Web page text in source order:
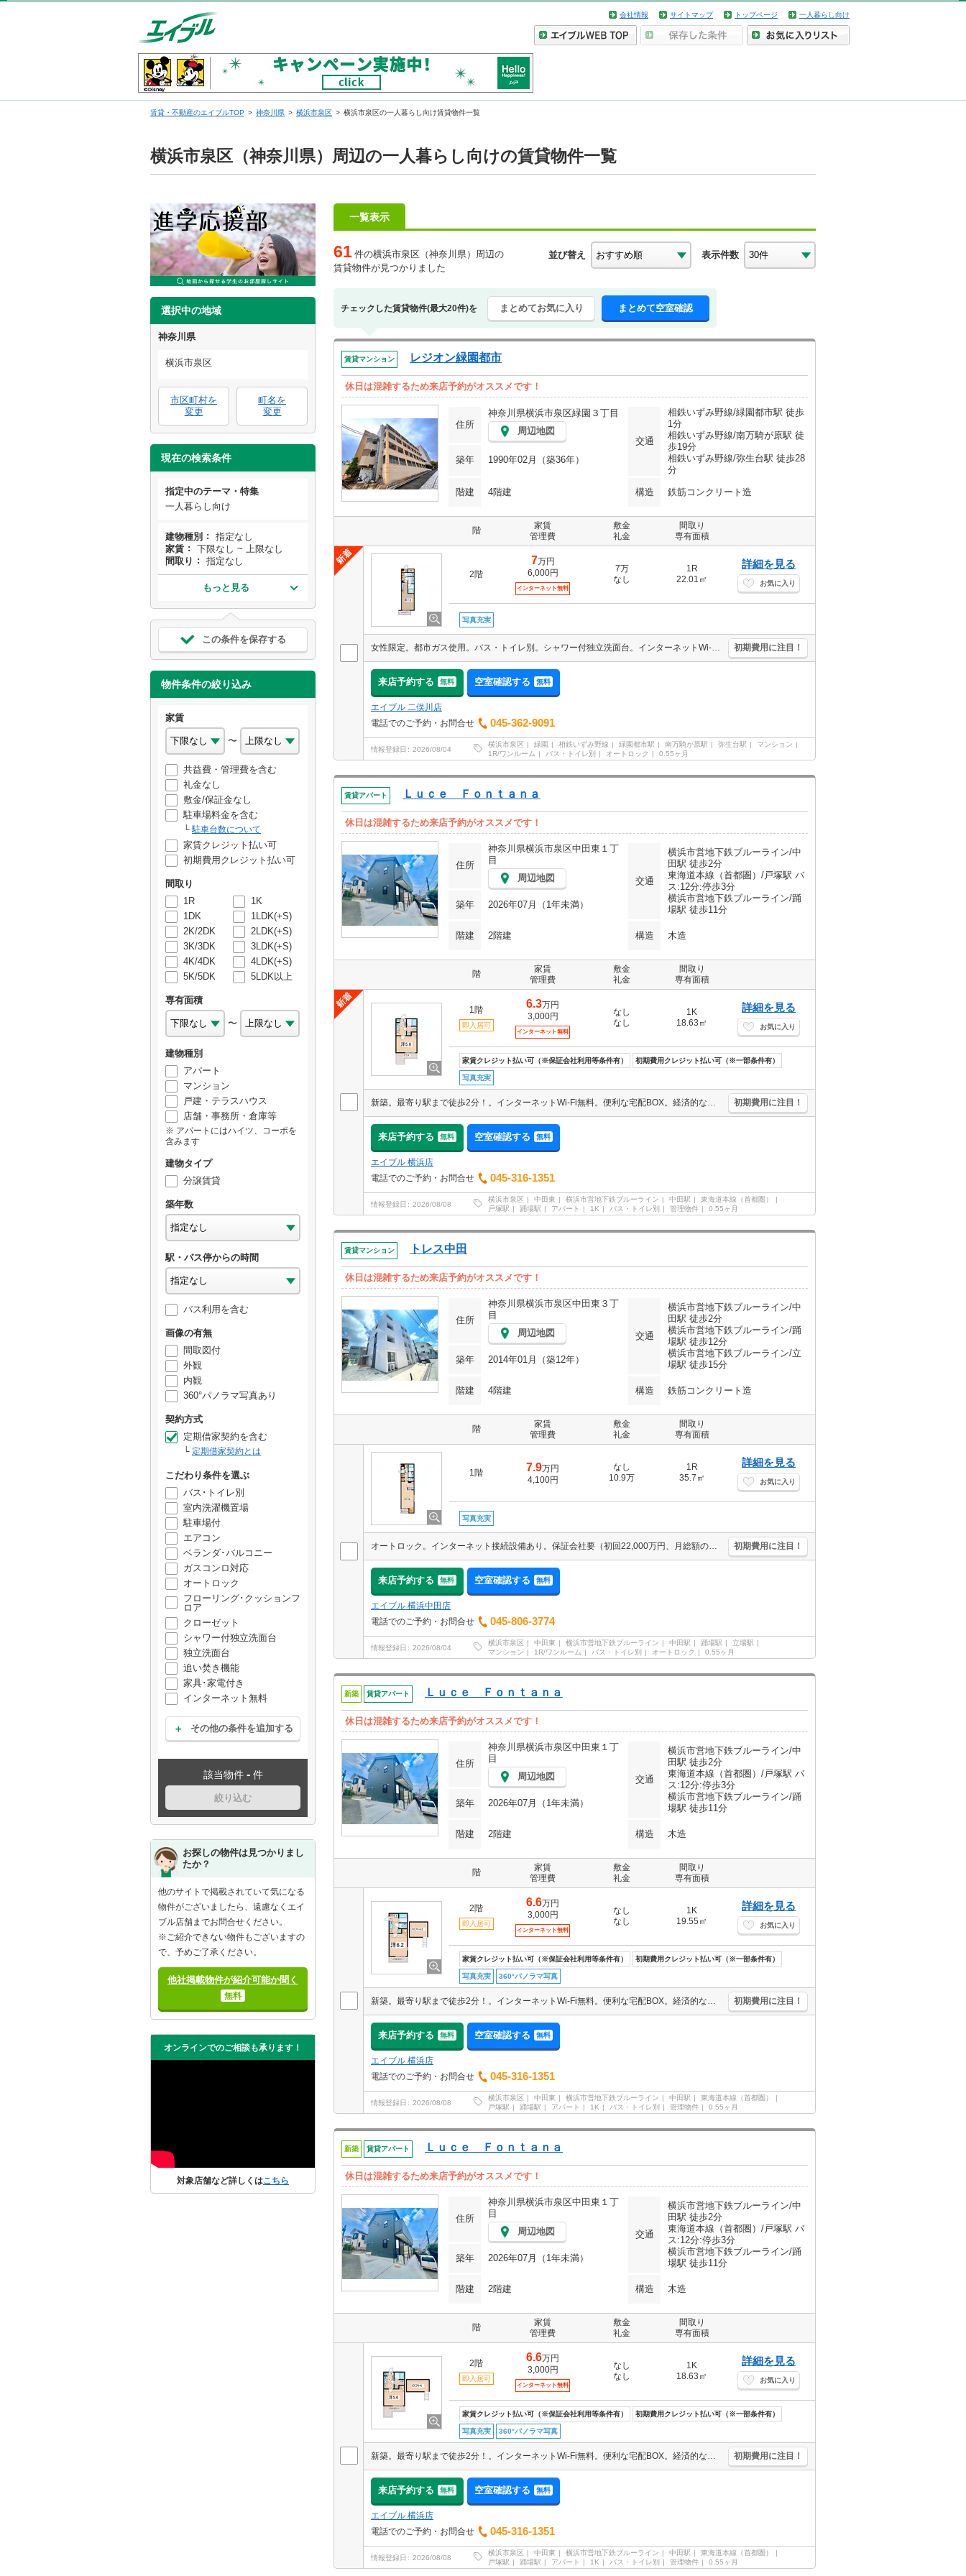
会社情報 サイトマップ トップページ 一人暮らし向け
賃貸・不動産のエイブルTOP 神奈川県 横浜市泉区 横浜市泉区の一人暮らし向け賃貸物件一覧
横浜市泉区（神奈川県）周辺の一人暮らし向けの賃貸物件一覧
選択中の地域
神奈川県
横浜市泉区
市区町村を
変更
町名を
変更
現在の検索条件
指定中のテーマ・特集
一人暮らし向け
建物種別
指定なし
家賃
下限なし ~ 上限なし
間取り
指定なし
もっと見る
この条件を保存する
物件条件の絞り込み
家賃
〜
共益費・管理費を含む
礼金なし
敷金/保証金なし
駐車場料金を含む
駐車台数について
家賃クレジット払い可
初期費用クレジット払い可
間取り
1R
1K
1DK
1LDK(+S)
2K/2DK
2LDK(+S)
3K/3DK
3LDK(+S)
4K/4DK
4LDK(+S)
5K/5DK
5LDK以上
専有面積
〜
建物種別
アパート
マンション
戸建・テラスハウス
店舗・事務所・倉庫等
アパートにはハイツ、コーポを
含みます
建物タイプ
分譲賃貸
築年数
駅・バス停からの時間
バス利用を含む
画像の有無
間取図付
外観
内観
360°パノラマ写真あり
契約方式
定期借家契約を含む
定期借家契約とは
こだわり条件を選ぶ
バス･トイレ別
室内洗濯機置場
駐車場付
エアコン
ベランダ･バルコニー
ガスコンロ対応
オートロック
フローリング･クッションフ
ロア
クローゼット
シャワー付独立洗面台
独立洗面台
追い焚き機能
家具･家電付き
インターネット無料
その他の条件を追加する
該当物件 - 件
絞り込む
お探しの物件は見つかりまし
たか？
他のサイトで掲載されていて気になる
物件がございましたら、遠慮なくエイ
ブル店舗までお問合せください。
※ご紹介できない物件もございますの
で、予めご了承ください。
他社掲載物件が紹介可能か聞く
無料
オンラインでのご相談も承ります！
対象店舗など詳しくはこちら
一覧表示
61 件の横浜市泉区（神奈川県）周辺の
賃貸物件が見つかりました
並び替え 表示件数
チェックした賃貸物件(最大20件)を まとめてお気に入り まとめて空室確認
賃貸マンション レジオン緑園都市
休日は混雑するため来店予約がオススメです！
住所
神奈川県横浜市泉区緑園３丁目
周辺地図
交通
相鉄いずみ野線/緑園都市駅 徒歩
1分
相鉄いずみ野線/南万騎が原駅 徒
歩19分
相鉄いずみ野線/弥生台駅 徒歩28
分
築年 1990年02月（築36年）
階建 4階建 構造 鉄筋コンクリート造
階
家賃
管理費
敷金
礼金
間取り
専有面積
2階
7万円
6,000円
インターネット無料
7万
なし
1R
22.01㎡
詳細を見る
お気に入り
写真充実
女性限定。都市ガス使用。バス・トイレ別。シャワー付独立洗面台。インターネットWi-Fi無料。退去時、ルームクリーニング代44,000万円。退去時、エアコン洗浄代13,200円。 初期費用に注目！
来店予約する 無料 空室確認する 無料
エイブル 二俣川店
電話でのご予約・お問合せ
045-362-9091
情報登録日 2026/08/04
横浜市泉区 緑園 相鉄いずみ野線 緑園都市駅 南万騎が原駅 弥生台駅
マンション
1R/ワンルーム
バス・トイレ別 オートロック 0.55ヶ月
賃貸アパート Ｌｕｃｅ Ｆｏｎｔａｎａ
休日は混雑するため来店予約がオススメです！
住所
神奈川県横浜市泉区中田東１丁
目
周辺地図
交通
横浜市営地下鉄ブルーライン/中
田駅 徒歩2分
東海道本線（首都圏）/戸塚駅 バ
ス:12分:停歩3分
横浜市営地下鉄ブルーライン/踊
場駅 徒歩11分
築年 2026年07月（1年未満）
階建 2階建 構造 木造
階
家賃
管理費
敷金
礼金
間取り
専有面積
1階
即入居可
6.3万円
3,000円
インターネット無料
なし
なし
1K
18.63㎡
詳細を見る
お気に入り
家賃クレジット払い可（※保証会社利用等条件有） 初期費用クレジット払い可（※一部条件有）
写真充実
新築。最寄り駅まで徒歩2分！。インターネットWi-Fi無料。便利な宅配BOX。経済的な都市ガス使用。デジタルロックキー対応。1年未満の解約時、違約金家賃+管理費の1ヶ月分発生。引越指定業者あり。 初期費用に注目！
来店予約する 無料 空室確認する 無料
エイブル 横浜店
電話でのご予約・お問合せ
045-316-1351
情報登録日 2026/08/08
横浜市泉区 中田東 横浜市営地下鉄ブルーライン 中田駅
東海道本線（首都圏）
戸塚駅
踊場駅 アパート 1K バス・トイレ別 管理物件 0.55ヶ月
賃貸マンション トレス中田
休日は混雑するため来店予約がオススメです！
住所
神奈川県横浜市泉区中田東３丁
目
周辺地図
交通
横浜市営地下鉄ブルーライン/中
田駅 徒歩2分
横浜市営地下鉄ブルーライン/踊
場駅 徒歩12分
横浜市営地下鉄ブルーライン/立
場駅 徒歩15分
築年 2014年01月（築12年）
階建 4階建 構造 鉄筋コンクリート造
階
家賃
管理費
敷金
礼金
間取り
専有面積
1階 7.9万円
4,100円
なし
10.9万
1R
35.7㎡
詳細を見る
お気に入り
写真充実
オートロック。インターネット接続設備あり。保証会社要（初回22,000万円、月総額の2.2％＋1,893円/月）。駐輪場有。サンルームあり。1階角部屋。最新の空室状況はお気軽にお問い合わせ下さい。 初期費用に注目！
来店予約する 無料 空室確認する 無料
エイブル 横浜中田店
電話でのご予約・お問合せ
045-806-3774
情報登録日 2026/08/04
横浜市泉区 中田東 横浜市営地下鉄ブルーライン 中田駅 踊場駅
立場駅
マンション
1R/ワンルーム バス・トイレ別 オートロック 0.55ヶ月
新築 賃貸アパート Ｌｕｃｅ Ｆｏｎｔａｎａ
休日は混雑するため来店予約がオススメです！
住所
神奈川県横浜市泉区中田東１丁
目
周辺地図
交通
横浜市営地下鉄ブルーライン/中
田駅 徒歩2分
東海道本線（首都圏）/戸塚駅 バ
ス:12分:停歩3分
横浜市営地下鉄ブルーライン/踊
場駅 徒歩11分
築年 2026年07月（1年未満）
階建 2階建 構造 木造
階
家賃
管理費
敷金
礼金
間取り
専有面積
2階
即入居可
6.6万円
3,000円
インターネット無料
なし
なし
1K
19.55㎡
詳細を見る
お気に入り
家賃クレジット払い可（※保証会社利用等条件有） 初期費用クレジット払い可（※一部条件有）
写真充実 360°パノラマ写真
新築。最寄り駅まで徒歩2分！。インターネットWi-Fi無料。便利な宅配BOX。経済的な都市ガス使用。デジタルロックキー対応。1年未満の解約時、違約金家賃+管理費の1ヶ月分発生。引越指定業者あり。 初期費用に注目！
来店予約する 無料 空室確認する 無料
エイブル 横浜店
電話でのご予約・お問合せ
045-316-1351
情報登録日 2026/08/08
横浜市泉区 中田東 横浜市営地下鉄ブルーライン 中田駅
東海道本線（首都圏）
戸塚駅
踊場駅 アパート 1K バス・トイレ別 管理物件 0.55ヶ月
新築 賃貸アパート Ｌｕｃｅ Ｆｏｎｔａｎａ
休日は混雑するため来店予約がオススメです！
住所
神奈川県横浜市泉区中田東１丁
目
周辺地図
交通
横浜市営地下鉄ブルーライン/中
田駅 徒歩2分
東海道本線（首都圏）/戸塚駅 バ
ス:12分:停歩3分
横浜市営地下鉄ブルーライン/踊
場駅 徒歩11分
築年 2026年07月（1年未満）
階建 2階建 構造 木造
階
家賃
管理費
敷金
礼金
間取り
専有面積
2階
即入居可
6.6万円
3,000円
インターネット無料
なし
なし
1K
18.63㎡
詳細を見る
お気に入り
家賃クレジット払い可（※保証会社利用等条件有） 初期費用クレジット払い可（※一部条件有）
写真充実 360°パノラマ写真
新築。最寄り駅まで徒歩2分！。インターネットWi-Fi無料。便利な宅配BOX。経済的な都市ガス使用。デジタルロックキー対応。1年未満の解約時、違約金家賃+管理費の1ヶ月分発生。引越指定業者あり。 初期費用に注目！
来店予約する 無料 空室確認する 無料
エイブル 横浜店
電話でのご予約・お問合せ
045-316-1351
情報登録日 2026/08/08
横浜市泉区 中田東 横浜市営地下鉄ブルーライン 中田駅
東海道本線（首都圏）
戸塚駅
踊場駅 アパート 1K バス・トイレ別 管理物件 0.55ヶ月